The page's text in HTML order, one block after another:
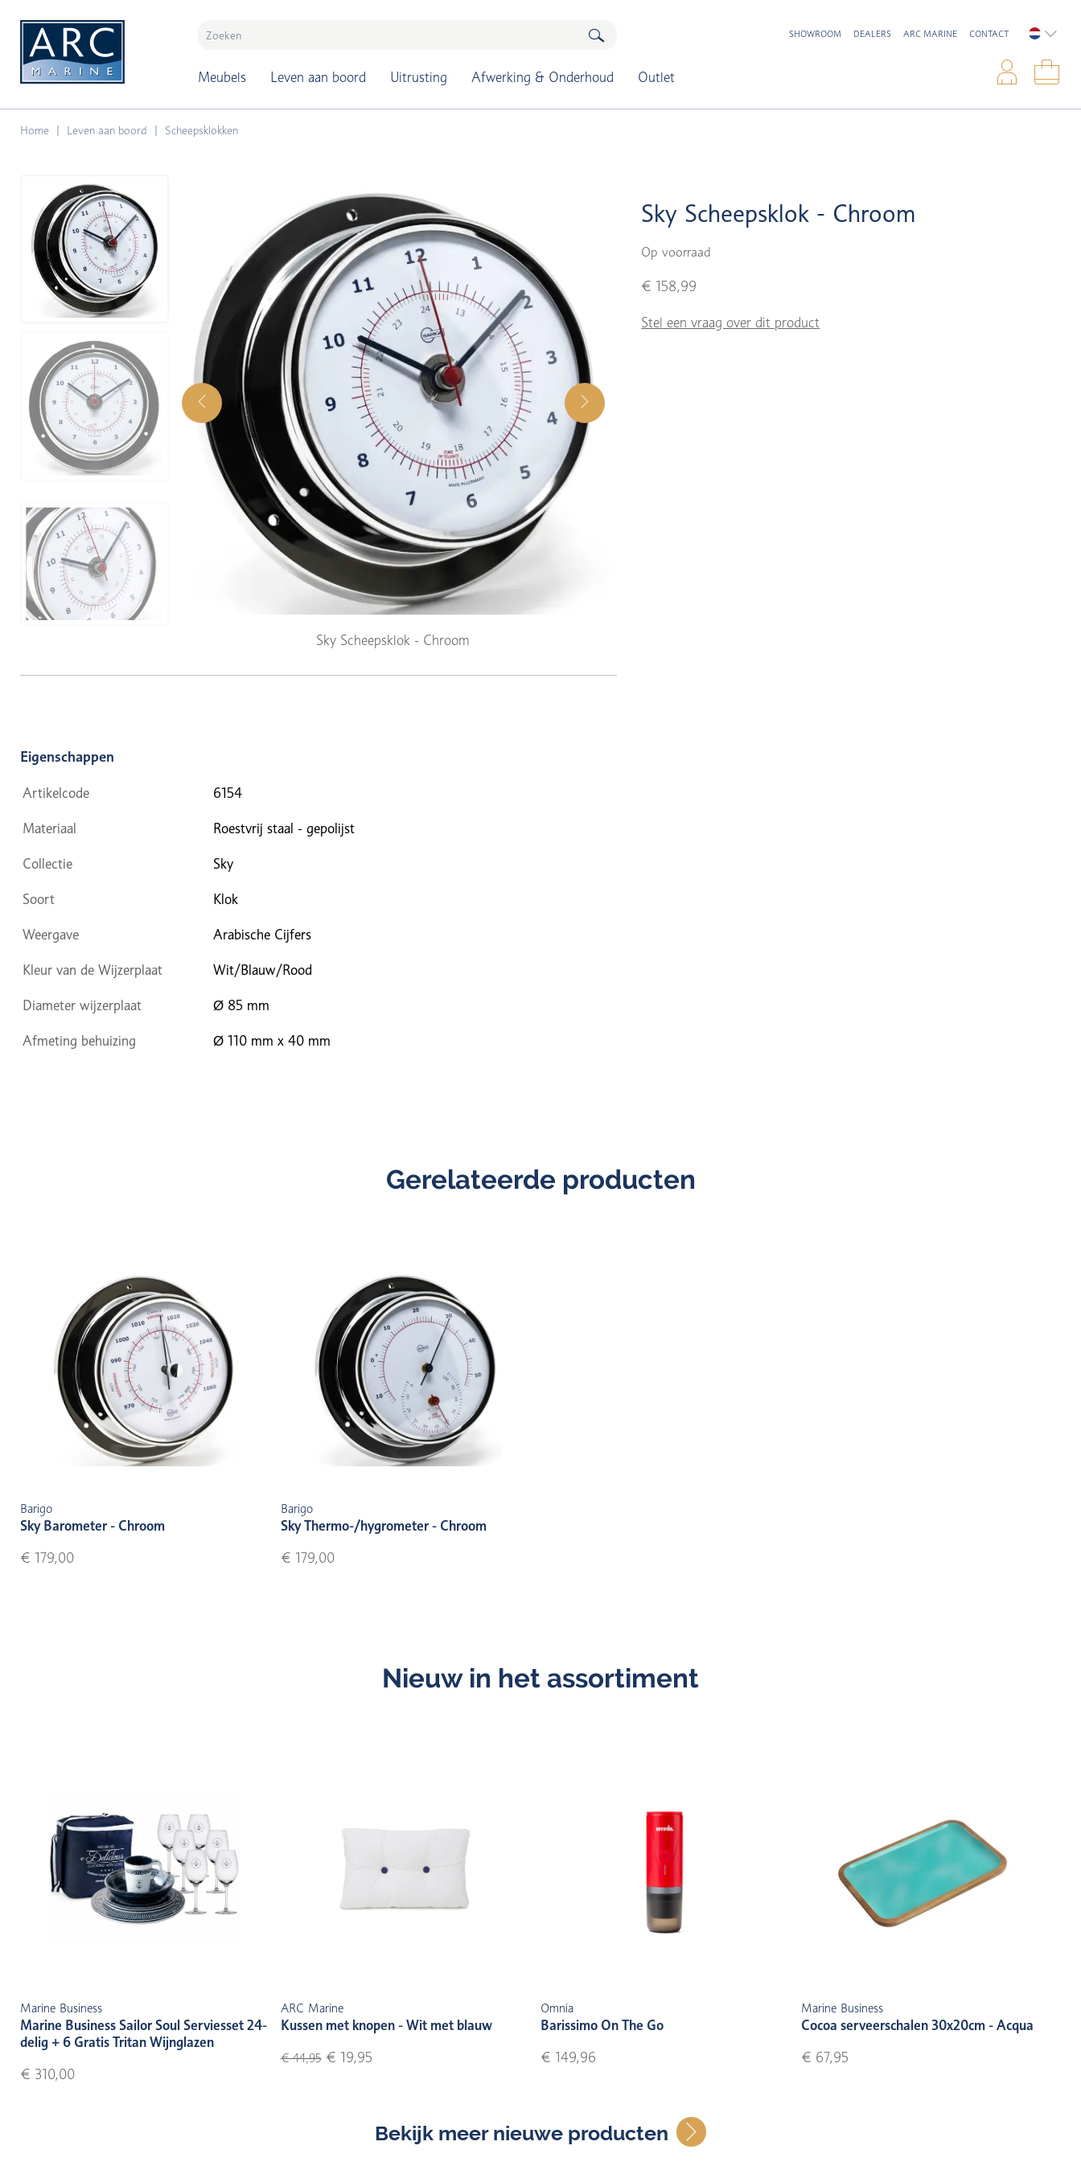
Meubels Leven aan boord Uitrusting Afwerking & Onderhoud Outlet
SHOWROOM DEALERS ARC MARINE CONTACT
Home Leven aan boord Scheepsklokken
Sky Scheepsklok - Chroom
Sky Scheepsklok - Chroom
Op voorraad
€ 158,99
Stel een vraag over dit product
Eigenschappen
Artikelcode 6154
Materiaal Roestvrij staal - gepolijst
Collectie Sky
Soort Klok
Weergave Arabische Cijfers
Kleur van de Wijzerplaat Wit/Blauw/Rood
Diameter wijzerplaat Ø 85 mm
Afmeting behuizing Ø 110 mm x 40 mm
Gerelateerde producten
Barigo
Sky Barometer - Chroom
€ 179,00
Barigo
Sky Thermo-/hygrometer - Chroom
€ 179,00
Nieuw in het assortiment
Marine Business
Marine Business Sailor Soul Serviesset 24-
delig + 6 Gratis Tritan Wijnglazen
€ 310,00
ARC Marine
Kussen met knopen - Wit met blauw
€ 44,95€ 19,95
Omnia
Barissimo On The Go
€ 149,96
Marine Business
Cocoa serveerschalen 30x20cm - Acqua
€ 67,95
Bekijk meer nieuwe producten